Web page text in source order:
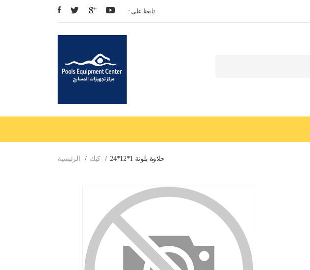
: تابعنا على
الرئيسية كيك حلاوة بلونة 1*12*24